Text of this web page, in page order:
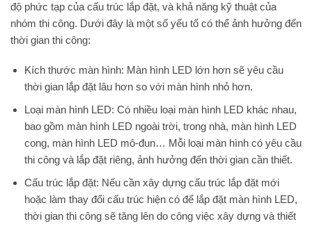
độ phức tạp của cấu trúc lắp đặt, và khả năng kỹ thuật của
nhóm thi công. Dưới đây là một số yếu tố có thể ảnh hưởng đến
thời gian thi công:
Kích thước màn hình: Màn hình LED lớn hơn sẽ yêu cầu
thời gian lắp đặt lâu hơn so với màn hình nhỏ hơn.
Loại màn hình LED: Có nhiều loại màn hình LED khác nhau,
bao gồm màn hình LED ngoài trời, trong nhà, màn hình LED
cong, màn hình LED mô-đun… Mỗi loại màn hình có yêu cầu
thi công và lắp đặt riêng, ảnh hưởng đến thời gian cần thiết.
Cấu trúc lắp đặt: Nếu cần xây dựng cấu trúc lắp đặt mới
hoặc làm thay đổi cấu trúc hiện có để lắp đặt màn hình LED,
thời gian thi công sẽ tăng lên do công việc xây dựng và thiết